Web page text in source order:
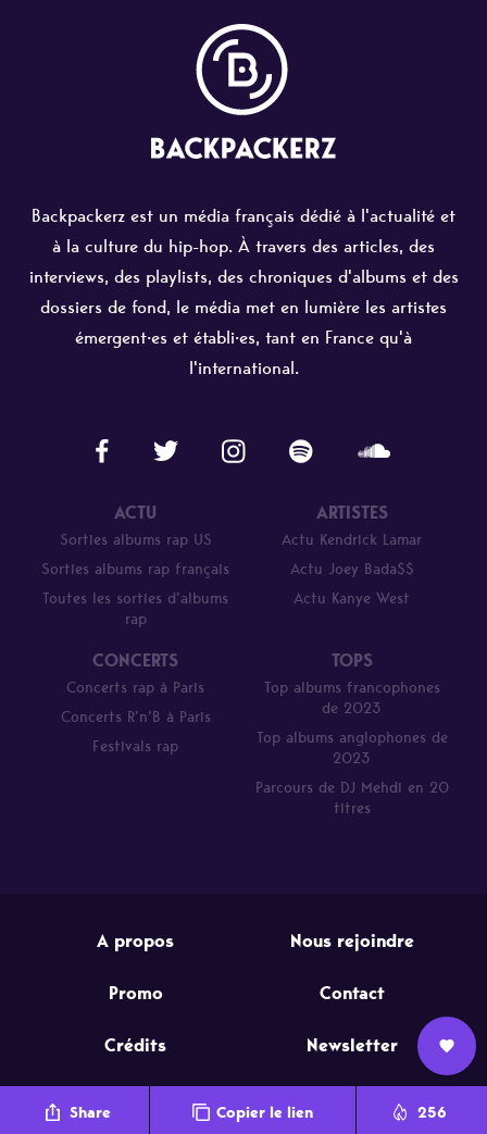
L’équipe
Nous
rejoindre
Newsletter
Share Copier le lien 256
Backpackerz est un média français dédié à l'actualité et
à la culture du hip-hop. À travers des articles, des
interviews, des playlists, des chroniques d'albums et des
dossiers de fond, le média met en lumière les artistes
émergent·es et établi·es, tant en France qu'à
l'international.
ACTU
Sorties albums rap US
Sorties albums rap français
Toutes les sorties d’albums
rap
ARTISTES
Actu Kendrick Lamar
Actu Joey Bada$$
Actu Kanye West
CONCERTS
Concerts rap à Paris
Concerts R’n’B à Paris
Festivals rap
TOPS
Top albums francophones
de 2023
Top albums anglophones de
2023
Parcours de DJ Mehdi en 20
titres
BACKPACKERZ – Tous droits réservés 2025
A propos Nous rejoindre
Promo Contact
Crédits Newsletter